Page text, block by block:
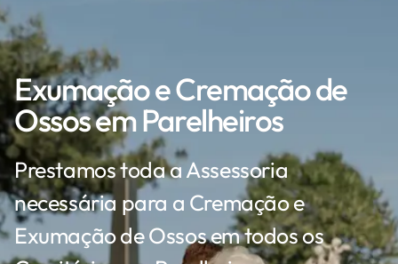
Exumação e Cremação de
Ossos em Parelheiros
Prestamos toda a Assessoria
necessária para a Cremação e
Exumação de Ossos em todos os